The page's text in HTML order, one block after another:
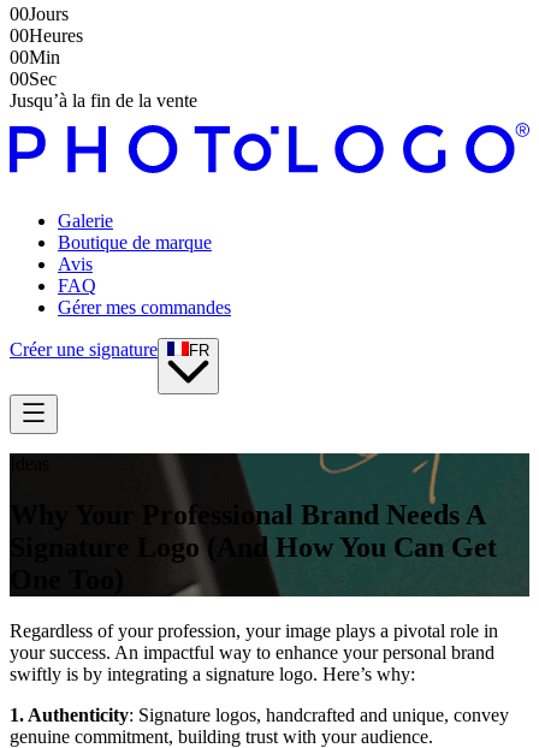
00Jours
00Heures
00Min
00Sec
Jusqu’à la fin de la vente
Galerie
Boutique de marque
Avis
FAQ
Gérer mes commandes
Créer une signature FR
Why Your Professional Brand Needs A
Signature Logo (And How You Can Get
Regardless of your profession, your image plays a pivotal role in
your success. An impactful way to enhance your personal brand
swiftly is by integrating a signature logo. Here’s why:
1. Authenticity: Signature logos, handcrafted and unique, convey
genuine commitment, building trust with your audience.